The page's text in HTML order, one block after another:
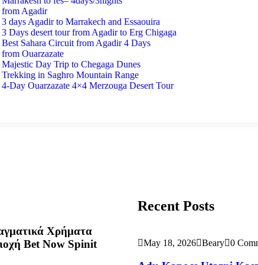
from Agadir
3 days Agadir to Marrakech and Essaouira
3 Days desert tour from Agadir to Erg Chigaga
Best Sahara Circuit from Agadir 4 Days
Ouarzazate
Majestic Day Trip to Chegaga Dunes
Trekking in Saghro Mountain Range
4-Day Ouarzazate 4×4 Merzouga Desert Tour
Χρήματα
Bet Now Spinit
Recent Posts
May 18, 2026 Beary 0